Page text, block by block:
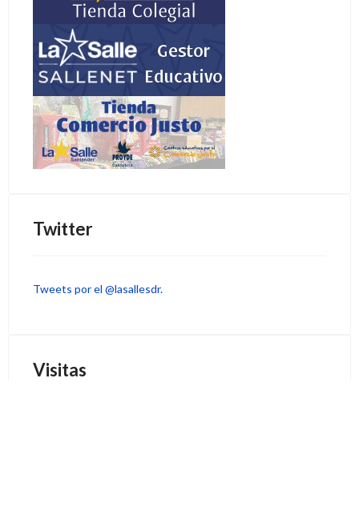
Twitter
Tweets por el @lasallesdr.
Visitas